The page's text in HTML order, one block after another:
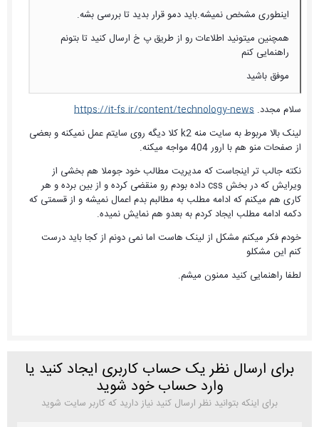
اینطوری مشخص نمیشه.باید دمو قرار بدید تا بررسی بشه.
همچنین میتونید اطلاعات رو از طریق پ خ ارسال کنید تا بتونم
راهنمایی کنم
موفق باشید
سلام مجدد. https://it-fs.ir/content/technology-news
لینک بالا مربوط به سایت منه k2 کلا دیگه روی سایتم عمل نمیکنه و بعضی
از صفحات منو هم با ارور 404 مواجه میکنه.
نکته جالب تر اینجاست که مدیریت مطالب خود جوملا هم بخشی از
ویرایش که در بخش css داده بودم رو منقضی کرده و از بین برده و هر
کاری هم میکنم که ادامه مطلب به مطالبم بدم اعمال نمیشه و از قسمتی که
دکمه ادامه مطلب ایجاد کردم به بعدو هم نمایش نمیده.
خودم فکر میکنم مشکل از لینک هاست اما نمی دونم از کجا باید درست
کنم این مشکلو
لطفا راهنمایی کنید ممنون میشم.
برای ارسال نظر یک حساب کاربری ایجاد کنید یا
وارد حساب خود شوید
برای اینکه بتوانید نظر ارسال کنید نیاز دارید که کاربر سایت شوید